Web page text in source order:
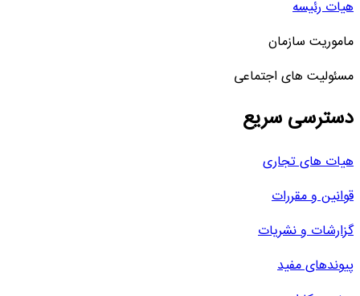
هیات رئیسه
ماموریت سازمان
مسئولیت های اجتماعی
دسترسی سریع
هیات های تجاری
قوانین و مقررات
گزارشات و نشریات
پیوندهای مفید